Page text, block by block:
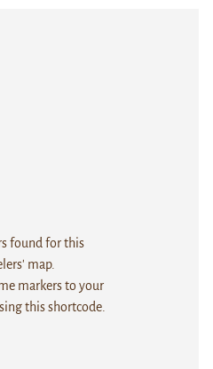
found for this
map.
markers to your
this shortcode.